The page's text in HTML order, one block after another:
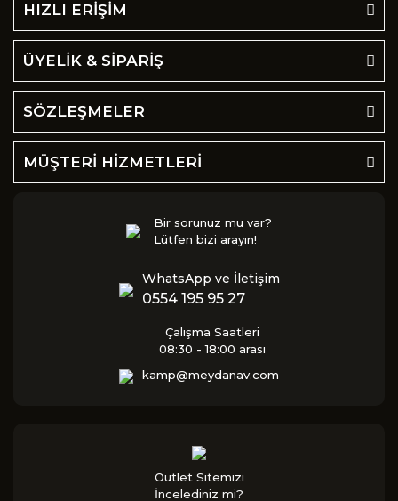
HIZLI ERİŞİM
ÜYELİK & SİPARİŞ
SÖZLEŞMELER
MÜŞTERİ HİZMETLERİ
Bir sorunuz mu var?
Lütfen bizi arayın!
WhatsApp ve İletişim
0554 195 95 27
Çalışma Saatleri
08:30 - 18:00 arası
kamp@meydanav.com
Outlet Sitemizi
İncelediniz mi?